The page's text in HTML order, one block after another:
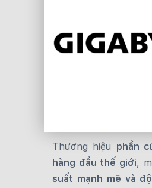
Thương hiệu phần
hàng đầu thế giới,
suất mạnh mẽ và